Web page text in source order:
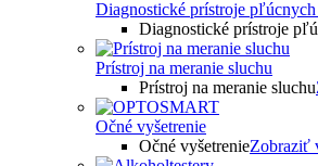
Diagnostické prístroje
Diagnostické prístroje
Prístroj na meranie sluchu
Prístroj na meranie sluchu
Očné vyšetrenie
Očné vyšetrenieZobraziť